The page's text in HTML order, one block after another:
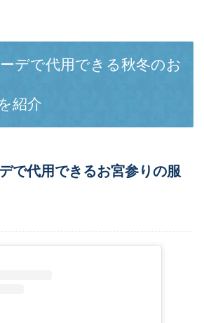
デで代用できる秋冬のお
紹介
で代用できるお宮参りの服